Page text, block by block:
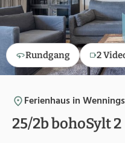
Rundgang 2
Ferienhaus in
25/2b bohoSylt 2